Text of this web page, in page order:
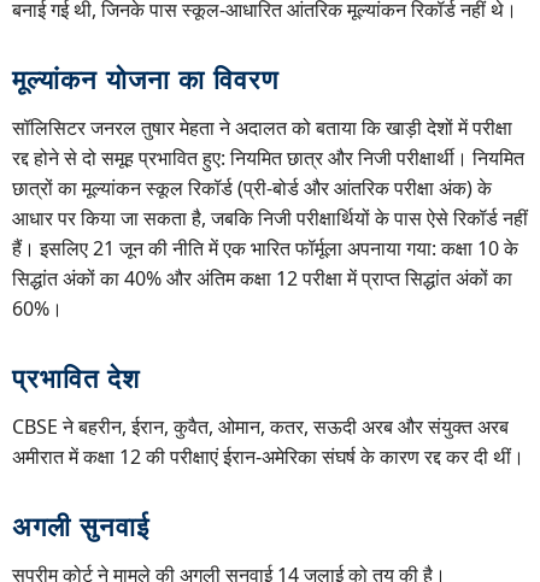
बनाई गई थी, जिनके पास स्कूल-आधारित आंतरिक मूल्यांकन रिकॉर्ड नहीं थे।
मूल्यांकन योजना का विवरण
सॉलिसिटर जनरल तुषार मेहता ने अदालत को बताया कि खाड़ी देशों में परीक्षा
रद्द होने से दो समूह प्रभावित हुए: नियमित छात्र और निजी परीक्षार्थी। नियमित
छात्रों का मूल्यांकन स्कूल रिकॉर्ड (प्री-बोर्ड और आंतरिक परीक्षा अंक) के
आधार पर किया जा सकता है, जबकि निजी परीक्षार्थियों के पास ऐसे रिकॉर्ड नहीं
हैं। इसलिए 21 जून की नीति में एक भारित फॉर्मूला अपनाया गया: कक्षा 10 के
सिद्धांत अंकों का 40% और अंतिम कक्षा 12 परीक्षा में प्राप्त सिद्धांत अंकों का
60%।
प्रभावित देश
CBSE ने बहरीन, ईरान, कुवैत, ओमान, कतर, सऊदी अरब और संयुक्त अरब
अमीरात में कक्षा 12 की परीक्षाएं ईरान-अमेरिका संघर्ष के कारण रद्द कर दी थीं।
अगली सुनवाई
सुप्रीम कोर्ट ने मामले की अगली सुनवाई 14 जुलाई को तय की है।